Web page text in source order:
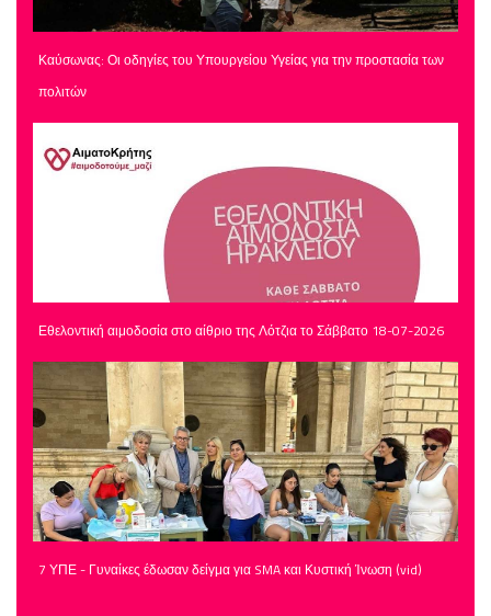
Καύσωνας: Οι οδηγίες του Υπουργείου Υγείας για την προστασία των
πολιτών
Εθελοντική αιμοδοσία στο αίθριο της Λότζια το Σάββατο 18-07-2026
7 ΥΠΕ - Γυναίκες έδωσαν δείγμα για SMA και Κυστική Ίνωση (vid)